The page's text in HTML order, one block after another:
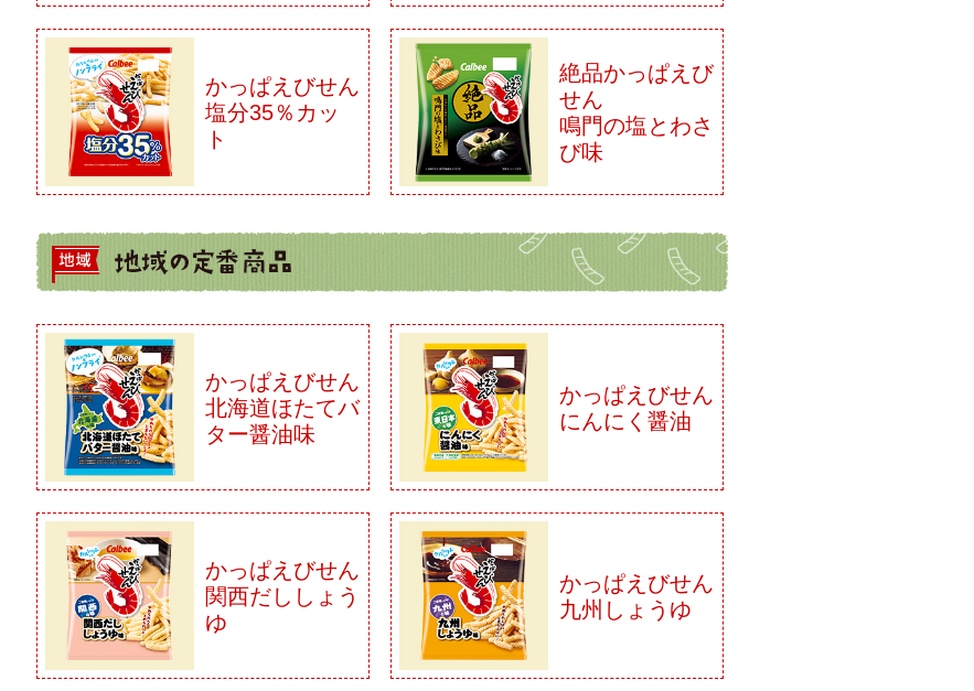
かっぱえびせん
塩分35％カッ
ト
絶品かっぱえび
せん
鳴門の塩とわさ
び味
かっぱえびせん
北海道ほたてバ
ター醤油味
かっぱえびせん
にんにく醤油
かっぱえびせん
関西だししょう
ゆ
かっぱえびせん
九州しょうゆ